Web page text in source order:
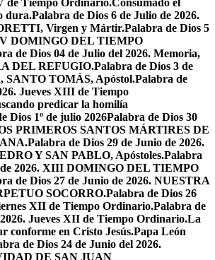
de Tiempo Ordinario.Consumado el
dura.Palabra de Dios 6 de Julio de 2026.
Virgen y Mártir.Palabra de Dios 5
DOMINGO DEL TIEMPO
de Dios 04 de Julio del 2026. Memoria,
DEL REFUGIO.Palabra de Dios 3 de
SANTO TOMÁS, Apóstol.Palabra de
Jueves XIII de Tiempo
predicar la homilía
Dios 1º de julio 2026Palabra de Dios 30
PRIMEROS SANTOS MÁRTIRES DE
Palabra de Dios 29 de Junio de 2026.
Y SAN PABLO, Apóstoles.Palabra
de 2026. XIII DOMINGO DEL TIEMPO
de Dios 27 de Junio de 2026. NUESTRA
SOCORRO.Palabra de Dios 26
XII de Tiempo Ordinario.Palabra de
Jueves XII de Tiempo Ordinario.La
conforme en Cristo Jesús.Papa León
de Dios 24 de Junio del 2026.
DE SAN JUAN